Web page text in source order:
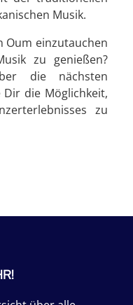
Musik.
Oum einzutauchen
zu genießen?
die nächsten
die Möglichkeit,
zu